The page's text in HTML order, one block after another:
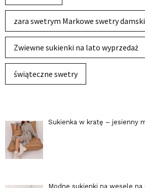
zara swetrym Markowe swetry
Zwiewne sukienki na lato wyprzedaż
świąteczne swetry
Sukienka w kratę – jesienny
Modne sukienki na wesele